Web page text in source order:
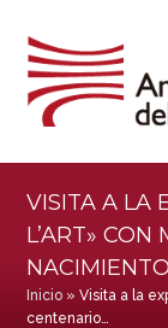
VISITA A LA
L’ART»
Inicio »Visita a la
centenario…